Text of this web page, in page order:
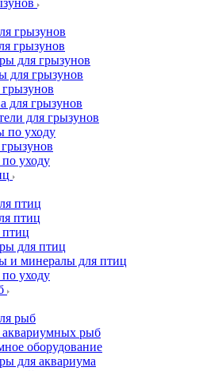
грызунов
грызунов
для грызунов
для грызунов
для грызунов
для грызунов
по уходу
уходу
птиц
птиц
для птиц
и минералы для птиц
уходу
рыб
рыб
оборудование
для аквариума